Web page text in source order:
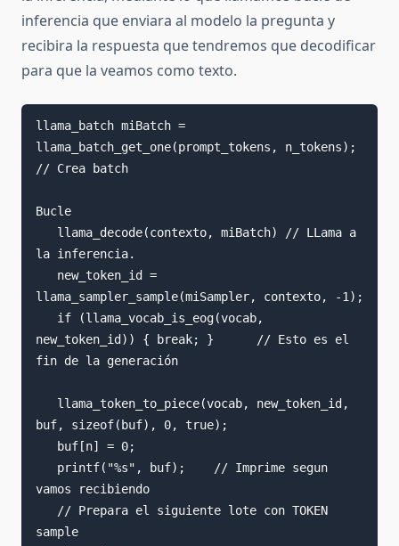
inferencia que enviara al modelo la pregunta y
recibira la respuesta que tendremos que decodificar
para que la veamos como texto.
llama_batch miBatch =
llama_batch_get_one(prompt_tokens, n_tokens);
// Crea batch
Bucle
la inferencia.
llama_sampler_sample(miSampler, contexto, -1);
new_token_id)) { break; }      // Esto es el
fin de la generación
buf, sizeof(buf), 0, true);
vamos recibiendo
sample